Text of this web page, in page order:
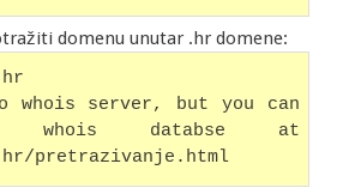
domenu unutar .hr domene:
whois server, but you can
whois databse at
pretrazivanje.html